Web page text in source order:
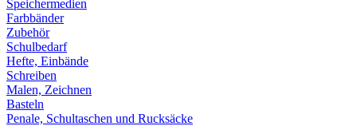
Speichermedien
Farbbänder
Zubehör
Schulbedarf
Hefte, Einbände
Schreiben
Malen, Zeichnen
Basteln
Penale, Schultaschen und Rucksäcke